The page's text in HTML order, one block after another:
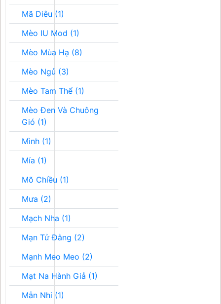
Mã Diêu (1)
Mèo IU Mod (1)
Mèo Mùa Hạ (8)
Mèo Ngủ (3)
Mèo Tam Thể (1)
Mèo Đen Và Chuông
Gió (1)
Mình (1)
Mía (1)
Mõ Chiều (1)
Mưa (2)
Mạch Nha (1)
Mạn Tử Đằng (2)
Mạnh Meo Meo (2)
Mạt Na Hành Giả (1)
Mẫn Nhi (1)